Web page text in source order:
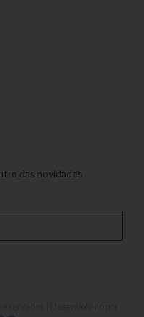
das novidades